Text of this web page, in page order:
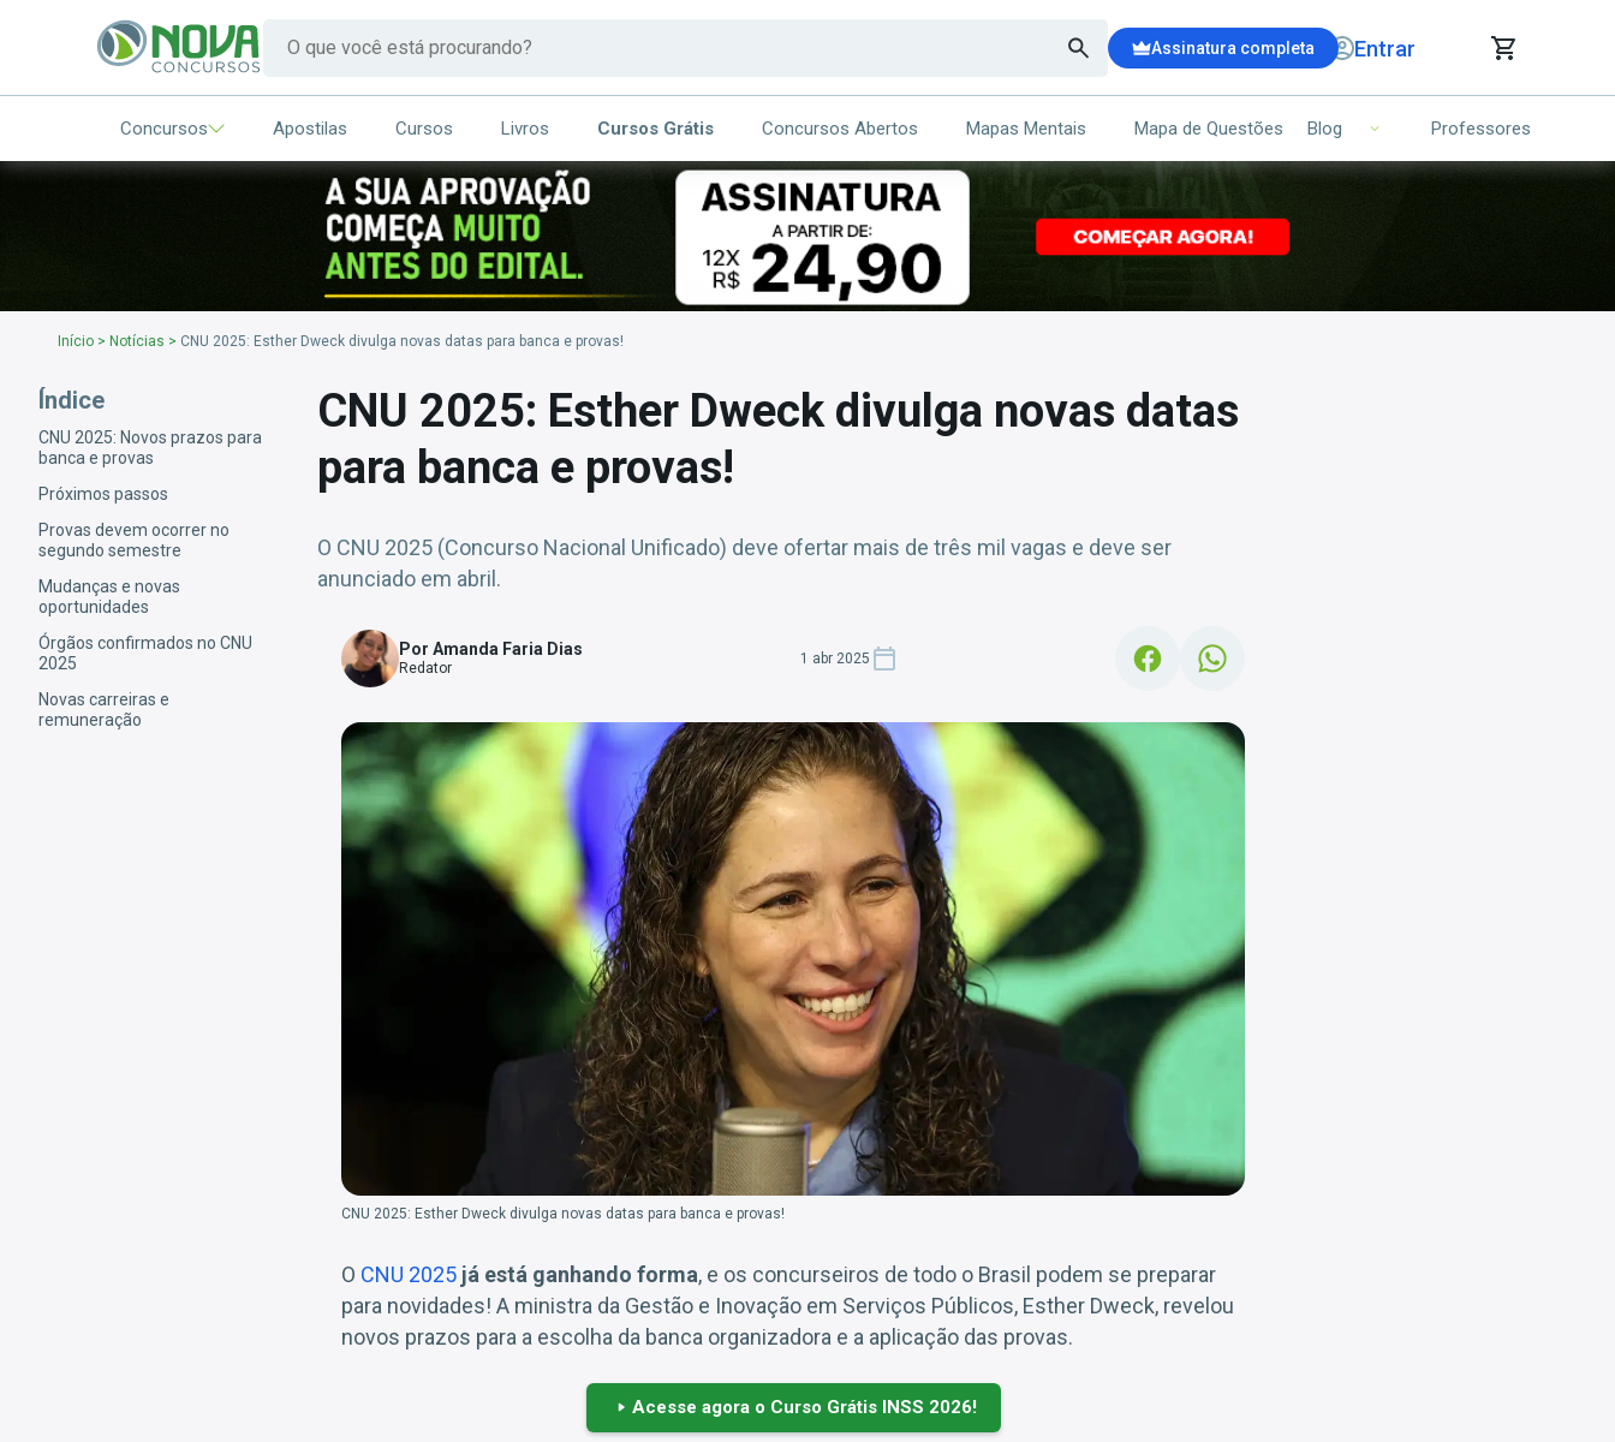
Assinatura completa Entrar
CARRINHO DE COMPRAS
ITENS (00)
Ops!
Seu carrinho ainda está vazio.
Concursos Apostilas Cursos Livros Cursos Grátis Concursos Abertos Mapas Mentais Mapa de Questões Blog Professores
Início > Notícias > CNU 2025: Esther Dweck divulga novas datas para banca e provas!
Índice
CNU 2025: Novos prazos para
banca e provas
Próximos passos
Provas devem ocorrer no
segundo semestre
Mudanças e novas
oportunidades
Órgãos confirmados no CNU
2025
Novas carreiras e
remuneração
CNU 2025: Esther Dweck divulga novas datas
para banca e provas!
O CNU 2025 (Concurso Nacional Unificado) deve ofertar mais de três mil vagas e deve ser
anunciado em abril.
Por Amanda Faria Dias
Redator
1 abr 2025
CNU 2025: Esther Dweck divulga novas datas para banca e provas!
O CNU 2025 já está ganhando forma, e os concurseiros de todo o Brasil podem se preparar
para novidades! A ministra da Gestão e Inovação em Serviços Públicos, Esther Dweck, revelou
novos prazos para a escolha da banca organizadora e a aplicação das provas.
Acesse agora o Curso Grátis INSS 2026!